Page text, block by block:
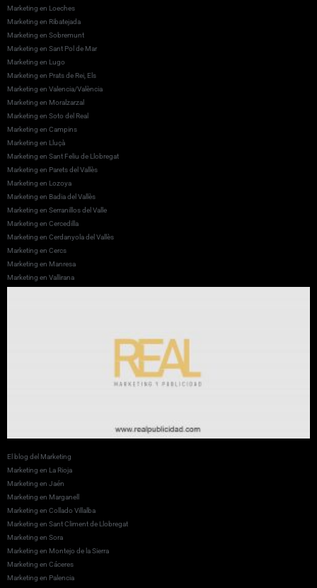
Marketing en Loeches
Marketing en Ribatejada
Marketing en Sobremunt
Marketing en Sant Pol de Mar
Marketing en Lugo
Marketing en Prats de Rei, Els
Marketing en Valencia/València
Marketing en Moralzarzal
Marketing en Soto del Real
Marketing en Campins
Marketing en Lluçà
Marketing en Sant Feliu de Llobregat
Marketing en Parets del Vallès
Marketing en Lozoya
Marketing en Badia del Vallès
Marketing en Serranillos del Valle
Marketing en Cercedilla
Marketing en Cerdanyola del Vallès
Marketing en Cercs
Marketing en Manresa
Marketing en Vallirana
El blog del Marketing
Marketing en La Rioja
Marketing en Jaén
Marketing en Marganell
Marketing en Collado Villalba
Marketing en Sant Climent de Llobregat
Marketing en Sora
Marketing en Montejo de la Sierra
Marketing en Cáceres
Marketing en Palencia